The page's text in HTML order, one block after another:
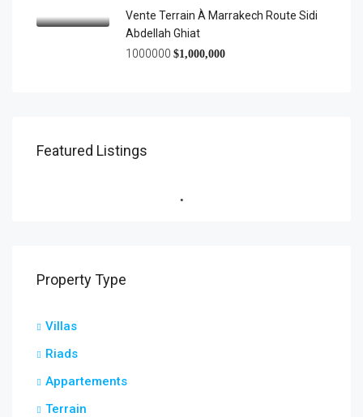
Vente Terrain À Marrakech Route Sidi
Abdellah Ghiat
1000000 $1,000,000
Featured Listings
Property Type
Villas
Riads
Appartements
Terrain